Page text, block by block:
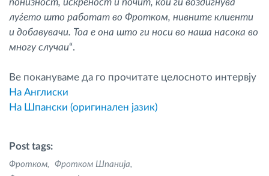
понизност, искреност и почит, кои ги воздигнува
луѓето што работат во Фротком, нивните клиенти
и добавувачи. Тоа е она што ги носи во наша насока во
многу случаи“.
Ве покануваме да го прочитате целосното интервју
На Англиски
На Шпански (оригинален јазик)
Post tags:
Фротком
Фротком Шпанија